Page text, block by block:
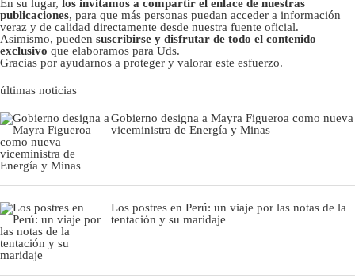
En su lugar, los invitamos a compartir el enlace de nuestras
publicaciones, para que más personas puedan acceder a información
veraz y de calidad directamente desde nuestra fuente oficial.
Asimismo, pueden suscribirse y disfrutar de todo el contenido
exclusivo que elaboramos para Uds.
Gracias por ayudarnos a proteger y valorar este esfuerzo.
últimas noticias
Gobierno designa a Mayra Figueroa como nueva
viceministra de Energía y Minas
Los postres en Perú: un viaje por las notas de la
tentación y su maridaje